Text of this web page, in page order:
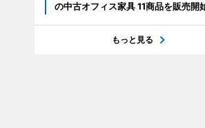
の中古オフィス家具 11商品を販売開
もっと見る